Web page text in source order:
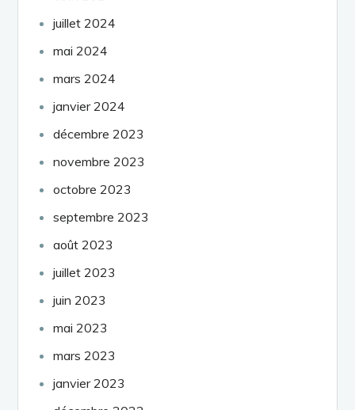
juillet 2024
mai 2024
mars 2024
janvier 2024
décembre 2023
novembre 2023
octobre 2023
septembre 2023
août 2023
juillet 2023
juin 2023
mai 2023
mars 2023
janvier 2023